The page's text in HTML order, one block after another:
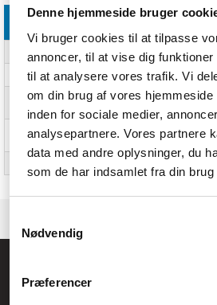
Denne hjemmeside bruger
Vi bruger cookies til at tilpasse
annoncer, til at vise dig
til at analysere vores trafik. Vi
om din brug af vores
inden for sociale medier,
analysepartnere. Vores partnere
data med andre oplysninger, du
som de har indsamlet fra din
Nødvendig
Præferencer
Leverandørfunktioner
Børn
Leclerc Codelec 731012035
Emballagesprog (ISO 639-
Fransk
Vejledningssprog (ISO 639-
format)
Fransk
CVR.: 26208637